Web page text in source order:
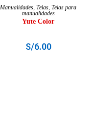
SELECCIONAR OPCIONES
Manualidades Telas Telas para
manualidades
Yute Color
S/6.00